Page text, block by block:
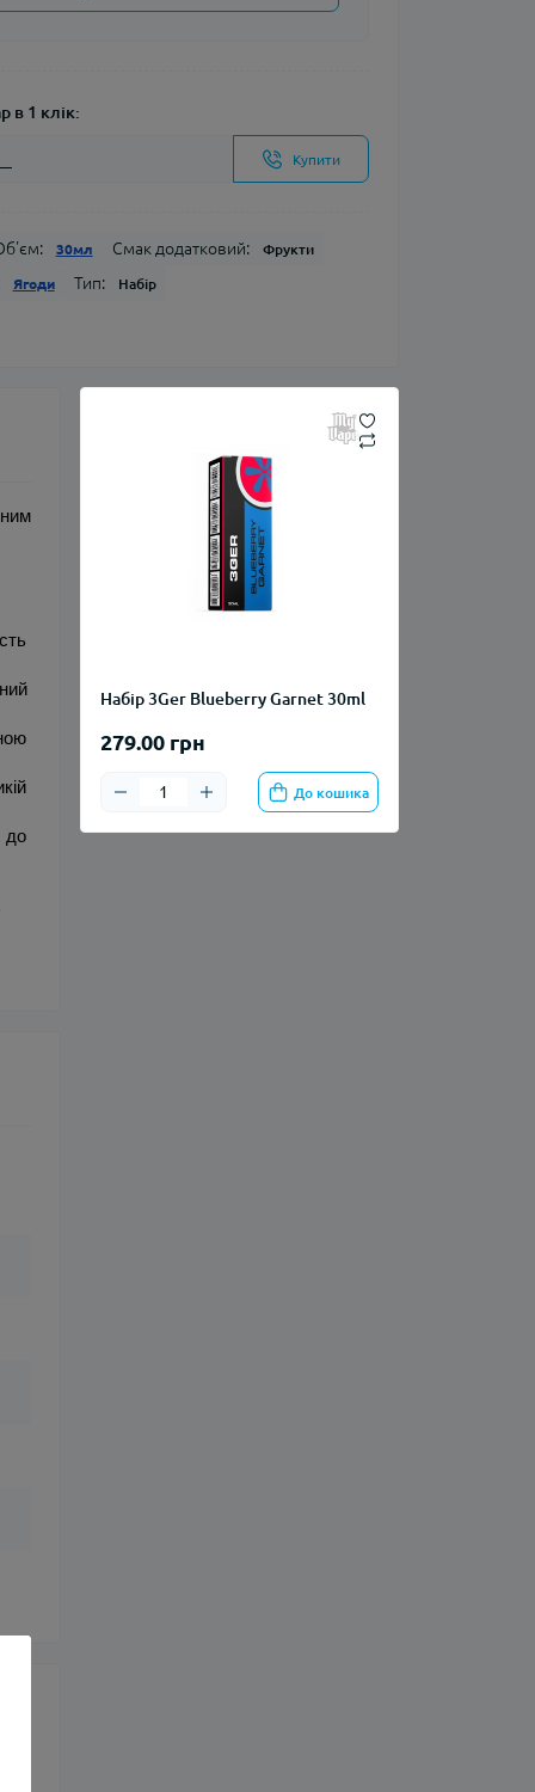
в 1 клік:
Купити
30мл Смак додатковий: Фрукти
Ягоди Тип: Набір
Набір 3Ger Blueberry Garnet 30ml
279.00 грн
До кошика
до